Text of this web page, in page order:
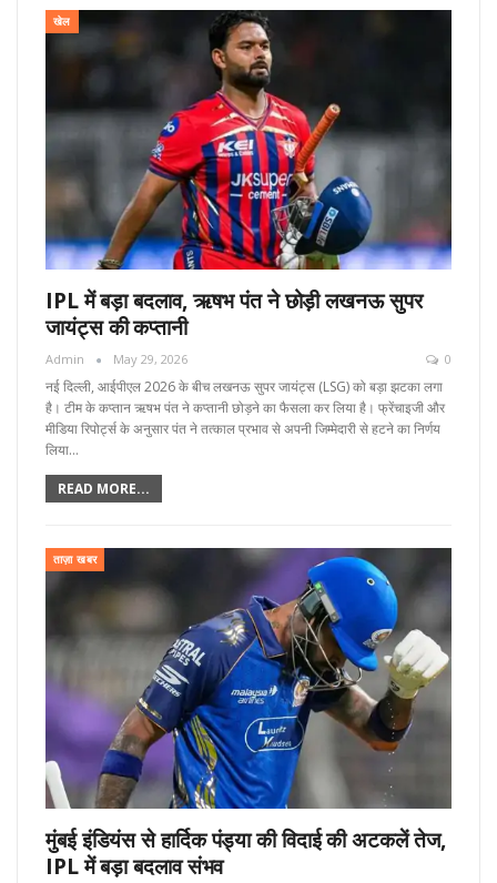
खेल
IPL में बड़ा बदलाव, ऋषभ पंत ने छोड़ी लखनऊ सुपर
जायंट्स की कप्तानी
Admin May 29, 2026 0
नई दिल्ली, आईपीएल 2026 के बीच लखनऊ सुपर जायंट्स (LSG) को बड़ा झटका लगा
है। टीम के कप्तान ऋषभ पंत ने कप्तानी छोड़ने का फैसला कर लिया है। फ्रेंचाइजी और
मीडिया रिपोर्ट्स के अनुसार पंत ने तत्काल प्रभाव से अपनी जिम्मेदारी से हटने का निर्णय
लिया…
READ MORE...
ताज़ा खबर
मुंबई इंडियंस से हार्दिक पंड्या की विदाई की अटकलें तेज,
IPL में बड़ा बदलाव संभव